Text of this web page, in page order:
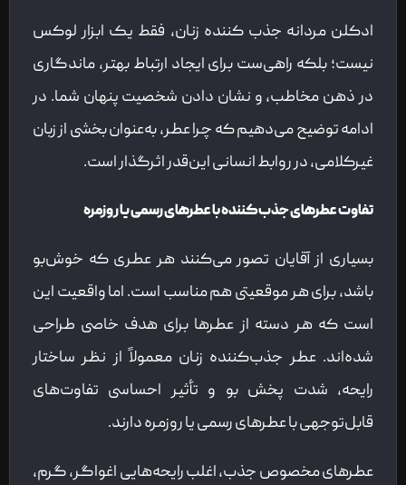
ادکلن مردانه جذب کننده زنان، فقط یک ابزار لوکس
نیست؛ بلکه راهی‌ست برای ایجاد ارتباط بهتر، ماندگاری
در ذهن مخاطب، و نشان دادن شخصیت پنهان شما. در
ادامه توضیح می‌دهیم که چرا عطر، به‌عنوان بخشی از زبان
غیرکلامی، در روابط انسانی این‌قدر اثرگذار است.
تفاوت عطرهای جذب‌کننده با عطرهای رسمی یا روزمره
بسیاری از آقایان تصور می‌کنند هر عطری که خوش‌بو
باشد، برای هر موقعیتی هم مناسب است. اما واقعیت این
است که هر دسته از عطرها برای هدف خاصی طراحی
شده‌اند. عطر جذب‌کننده زنان معمولاً از نظر ساختار
رایحه، شدت پخش بو و تأثیر احساسی تفاوت‌های
قابل‌توجهی با عطرهای رسمی یا روزمره دارند.
عطرهای مخصوص جذب، اغلب رایحه‌هایی اغواگر، گرم،